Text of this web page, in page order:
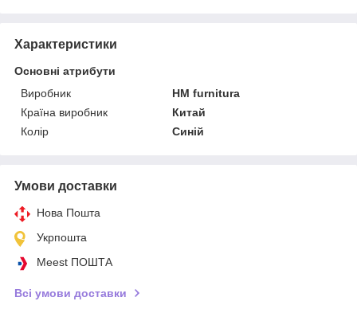
Характеристики
Основні атрибути
Виробник
HM furnitura
Країна виробник
Китай
Колір
Синій
Умови доставки
Нова Пошта
Укрпошта
Meest ПОШТА
Всі умови доставки